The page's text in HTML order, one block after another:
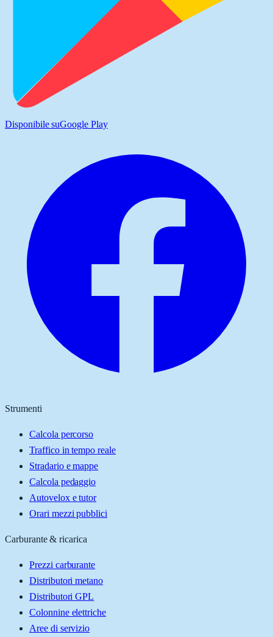
Disponibile suGoogle Play
Strumenti
Calcola percorso
Traffico in tempo reale
Stradario e mappe
Calcola pedaggio
Autovelox e tutor
Orari mezzi pubblici
Carburante & ricarica
Prezzi carburante
Distributori metano
Distributori GPL
Colonnine elettriche
Aree di servizio